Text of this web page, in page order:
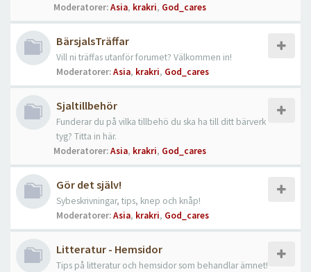
Moderatorer:Asia, krakri, God_cares
BärsjalsTräffar
Vill ni träffas utanför forumet? Välkommen in!
Moderatorer:Asia, krakri, God_cares
Sjaltillbehör
Funderar du på vilka tillbehö du ska ha till ditt bärverk
tyg? Titta in här.
Moderatorer:Asia, krakri, God_cares
Gör det själv!
Sybeskrivningar, tips, knep och knåp!
Moderatorer:Asia, krakri, God_cares
Litteratur - Hemsidor
Tips på litteratur och hemsidor som behandlar ämnet!